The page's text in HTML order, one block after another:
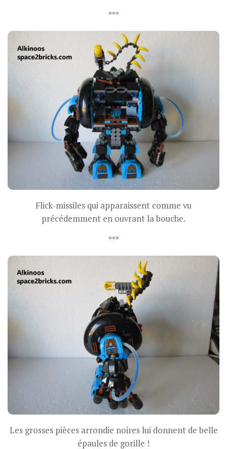
***
Flick-missiles qui apparaissent comme vu
précédemment en ouvrant la bouche.
***
Les grosses pièces arrondie noires lui donnent de belle
épaules de gorille !